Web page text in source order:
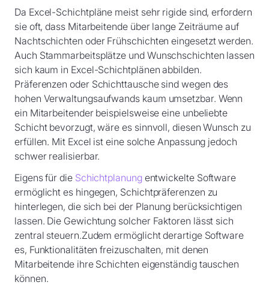
Da Excel-Schichtpläne meist sehr rigide sind, erfordern
sie oft, dass Mitarbeitende über lange Zeiträume auf
Nachtschichten oder Frühschichten eingesetzt werden.
Auch Stammarbeitsplätze und Wunschschichten lassen
sich kaum in Excel-Schichtplänen abbilden.
Präferenzen oder Schichttausche sind wegen des
hohen Verwaltungsaufwands kaum umsetzbar. Wenn
ein Mitarbeitender beispielsweise eine unbeliebte
Schicht bevorzugt, wäre es sinnvoll, diesen Wunsch zu
erfüllen. Mit Excel ist eine solche Anpassung jedoch
schwer realisierbar.
Eigens für die Schichtplanungentwickelte Software
ermöglicht es hingegen, Schichtpräferenzen zu
hinterlegen, die sich bei der Planung berücksichtigen
lassen. Die Gewichtung solcher Faktoren lässt sich
zentral steuern.Zudem ermöglicht derartige Software
es, Funktionalitäten freizuschalten, mit denen
Mitarbeitende ihre Schichten eigenständig tauschen
können.